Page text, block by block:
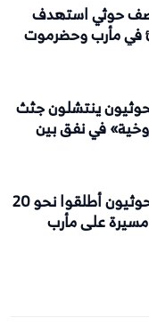
في قصف حوثي استهدف
في مأرب وحضرموت
ينتشلون جثث
في نفق بين
مقتل وإصابة 16 مدنيا.. الحوثيون أطلقوا نحو 20